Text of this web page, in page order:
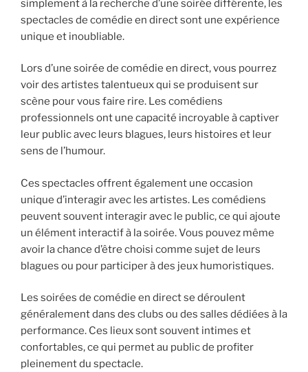
simplement à la recherche d’une soirée différente, les
spectacles de comédie en direct sont une expérience
unique et inoubliable.
Lors d’une soirée de comédie en direct, vous pourrez
voir des artistes talentueux qui se produisent sur
scène pour vous faire rire. Les comédiens
professionnels ont une capacité incroyable à captiver
leur public avec leurs blagues, leurs histoires et leur
sens de l’humour.
Ces spectacles offrent également une occasion
unique d’interagir avec les artistes. Les comédiens
peuvent souvent interagir avec le public, ce qui ajoute
un élément interactif à la soirée. Vous pouvez même
avoir la chance d’être choisi comme sujet de leurs
blagues ou pour participer à des jeux humoristiques.
Les soirées de comédie en direct se déroulent
généralement dans des clubs ou des salles dédiées à la
performance. Ces lieux sont souvent intimes et
confortables, ce qui permet au public de profiter
pleinement du spectacle.